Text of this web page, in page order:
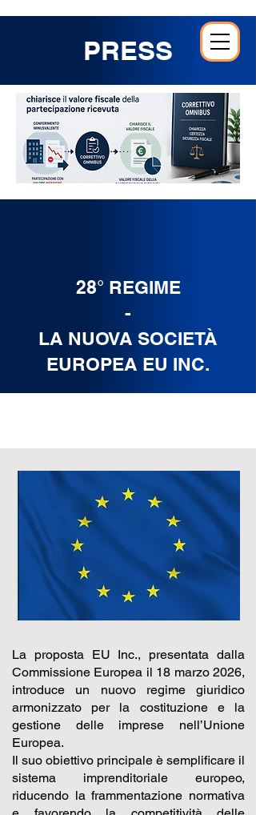
PRESS
28° REGIME
-
LA NUOVA SOCIETÀ
EUROPEA EU INC.
La proposta EU Inc., presentata dalla
Commissione Europea il 18 marzo 2026,
introduce un nuovo regime giuridico
armonizzato per la costituzione e la
gestione delle imprese nell’Unione
Europea.
Il suo obiettivo principale è semplificare il
sistema imprenditoriale europeo,
riducendo la frammentazione normativa